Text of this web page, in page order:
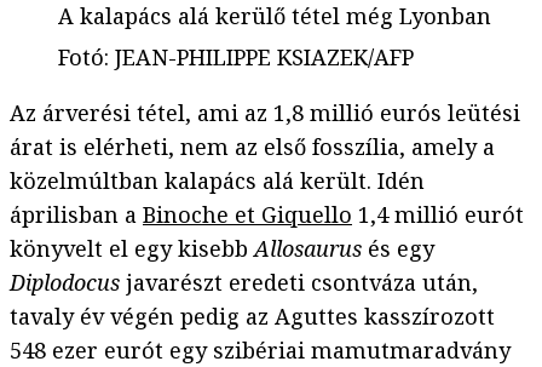
A kalapács alá kerülő tétel még Lyonban
Fotó: JEAN-PHILIPPE KSIAZEK/AFP
Az árverési tétel, ami az 1,8 millió eurós leütési
árat is elérheti, nem az első fosszília, amely a
közelmúltban kalapács alá került. Idén
áprilisban a Binoche et Giquello 1,4 millió eurót
könyvelt el egy kisebbAllosaurus és egy
Diplodocus javarészt eredeti csontváza után,
tavaly év végén pedig az Aguttes kasszírozott
548 ezer eurót egy szibériai mamutmaradvány